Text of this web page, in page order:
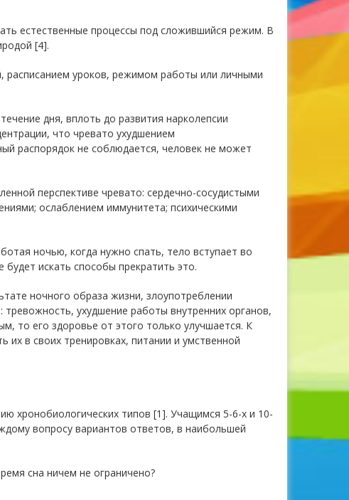
естественные процессы под сложившийся режим. В
[4].
уроков, режимом работы или личными
дня, вплоть до развития нарколепсии
что чревато ухудшением
распорядок не соблюдается, человек не может
перспективе чревато: сердечно-сосудистыми
ослаблением иммунитета; психическими
ночью, когда нужно спать, тело вступает во
искать способы прекратить это.
ночного образа жизни, злоупотреблении
ухудшение работы внутренних органов,
то его здоровье от этого только улучшается. К
в своих тренировках, питании и умственной
хронобиологических типов [1]. Учащимся 5-6-х и 10-
вопросу вариантов ответов, в наибольшей
сна ничем не ограничено?